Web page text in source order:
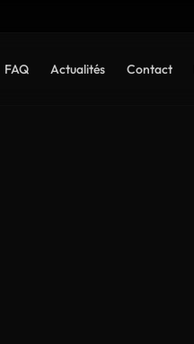
FAQ Actualités Contact